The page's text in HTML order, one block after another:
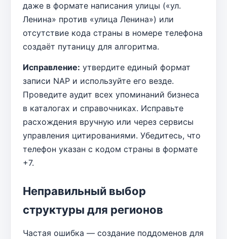
даже в формате написания улицы («ул.
Ленина» против «улица Ленина») или
отсутствие кода страны в номере телефона
создаёт путаницу для алгоритма.
Исправление: утвердите единый формат
записи NAP и используйте его везде.
Проведите аудит всех упоминаний бизнеса
в каталогах и справочниках. Исправьте
расхождения вручную или через сервисы
управления цитированиями. Убедитесь, что
телефон указан с кодом страны в формате
+7.
Неправильный выбор
структуры для регионов
Частая ошибка — создание поддоменов для